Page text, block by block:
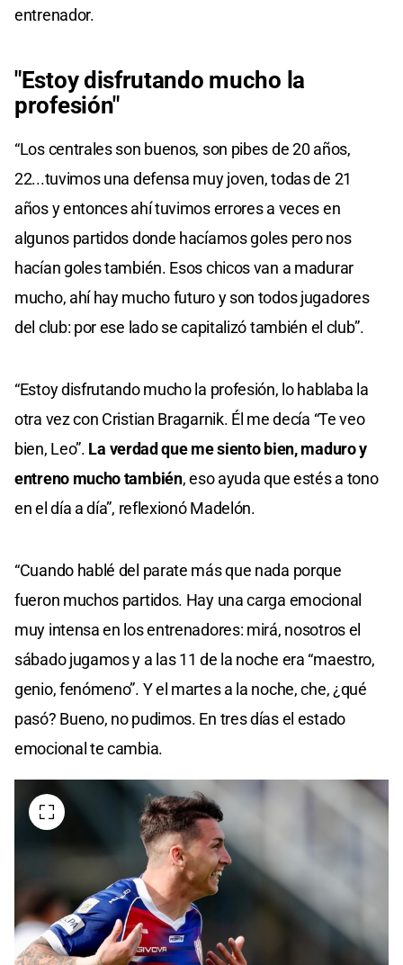
entrenador.
"Estoy disfrutando mucho la
profesión"
“Los centrales son buenos, son pibes de 20 años,
22...tuvimos una defensa muy joven, todas de 21
años y entonces ahí tuvimos errores a veces en
algunos partidos donde hacíamos goles pero nos
hacían goles también. Esos chicos van a madurar
mucho, ahí hay mucho futuro y son todos jugadores
del club: por ese lado se capitalizó también el club”.
“Estoy disfrutando mucho la profesión, lo hablaba la
otra vez con Cristian Bragarnik. Él me decía “Te veo
bien, Leo”. La verdad que me siento bien, maduro y
entreno mucho también, eso ayuda que estés a tono
en el día a día”, reflexionó Madelón.
“Cuando hablé del parate más que nada porque
fueron muchos partidos. Hay una carga emocional
muy intensa en los entrenadores: mirá, nosotros el
sábado jugamos y a las 11 de la noche era “maestro,
genio, fenómeno”. Y el martes a la noche, che, ¿qué
pasó? Bueno, no pudimos. En tres días el estado
emocional te cambia.